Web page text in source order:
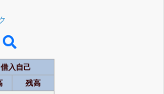
株版の先行利用も付きます
借入自己
残高